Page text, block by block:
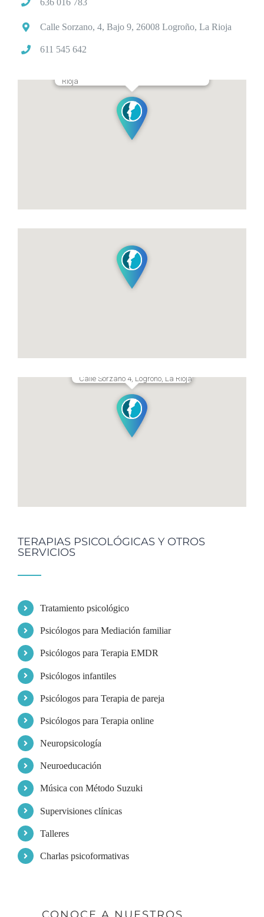
Calle Sorzano, 4, Bajo 9, 26008 Logroño, La Rioja
611 545 642
Rioja
Calle Sorzano 4, Logroño, La Rioja
TERAPIAS PSICOLÓGICAS Y OTROS
SERVICIOS
Tratamiento psicológico
Psicólogos para Mediación familiar
Psicólogos para Terapia EMDR
Psicólogos infantiles
Psicólogos para Terapia de pareja
Psicólogos para Terapia online
Neuropsicología
Neuroeducación
Música con Método Suzuki
Supervisiones clínicas
Talleres
Charlas psicoformativas
CONOCE A NUESTROS